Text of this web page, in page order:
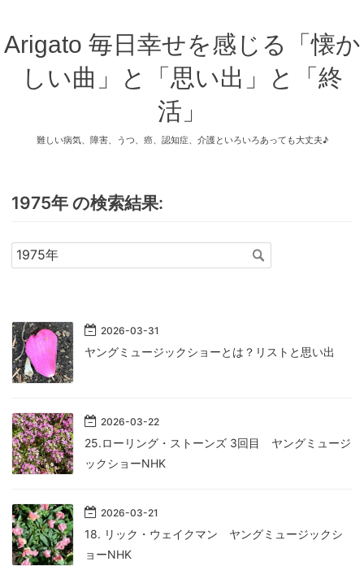
Arigato 毎日幸せを感じる「懐か
しい曲」と「思い出」と「終
活」
難しい病気、障害、うつ、癌、認知症、介護といろいろあっても大丈夫♪
1975年 の検索結果:
2026-03-31
ヤングミュージックショーとは？リストと思い出
2026-03-22
25.ローリング・ストーンズ 3回目 ヤングミュージ
ックショーNHK
2026-03-21
18. リック・ウェイクマン ヤングミュージックシ
ョーNHK